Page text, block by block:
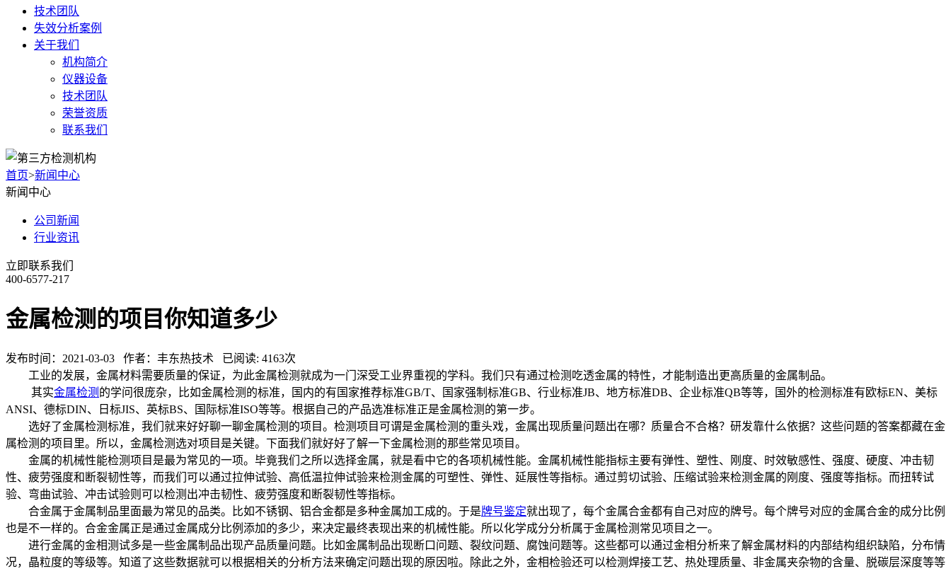
技术团队
失效分析案例
关于我们
机构简介
仪器设备
技术团队
荣誉资质
联系我们
首页>新闻中心
新闻中心
公司新闻
行业资讯
立即联系我们
400-6577-217
金属检测的项目你知道多少
发布时间：2021-03-03 作者：丰东热技术 已阅读: 4163次
工业的发展，金属材料需要质量的保证，为此金属检测就成为一门深受工业界重视的学科。我们只有通过检测吃透金属的特性，才能制造出更高质量的金属制品。
其实金属检测 的学问很庞杂，比如金属检测的标准，国内的有国家推荐标准GB/T、国家强制标准GB、行业标准JB、地方标准DB、企业标准QB等等，国外的检测标准有欧标EN、美标
ANSI、德标DIN、日标JIS、英标BS、国际标准ISO等等。根据自己的产品选准标准正是金属检测的第一步。
选好了金属检测标准，我们就来好好聊一聊金属检测的项目。检测项目可谓是金属检测的重头戏，金属出现质量问题出在哪？质量合不合格？研发靠什么依据？这些问题的答案都藏在金
属检测的项目里。所以，金属检测选对项目是关键。下面我们就好好了解一下金属检测的那些常见项目。
金属的机械性能检测项目是最为常见的一项。毕竟我们之所以选择金属，就是看中它的各项机械性能。金属机械性能指标主要有弹性、塑性、刚度、时效敏感性、强度、硬度、冲击韧
性、疲劳强度和断裂韧性等，而我们可以通过拉伸试验、高低温拉伸试验来检测金属的可塑性、弹性、延展性等指标。通过剪切试验、压缩试验来检测金属的刚度、强度等指标。而扭转试
验、弯曲试验、冲击试验则可以检测出冲击韧性、疲劳强度和断裂韧性等指标。
合金属于金属制品里面最为常见的品类。比如不锈钢、铝合金都是多种金属加工成的。于是牌号鉴定就出现了，每个金属合金都有自己对应的牌号。每个牌号对应的金属合金的成分比例
也是不一样的。合金金属正是通过金属成分比例添加的多少，来决定最终表现出来的机械性能。所以化学成分分析属于金属检测常见项目之一。
进行金属的金相测试多是一些金属制品出现产品质量问题。比如金属制品出现断口问题、裂纹问题、腐蚀问题等。这些都可以通过金相分析来了解金属材料的内部结构组织缺陷，分布情
况，晶粒度的等级等。知道了这些数据就可以根据相关的分析方法来确定问题出现的原因啦。除此之外，金相检验还可以检测焊接工艺、热处理质量、非金属夹杂物的含量、脱碳层深度等等